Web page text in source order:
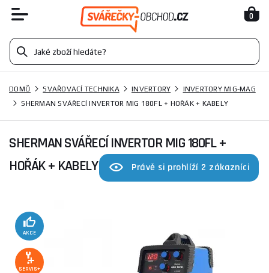
0
DOMŮ SVAŘOVACÍ TECHNIKA INVERTORY
INVERTORY MIG-MAG
SHERMAN SVÁŘECÍ INVERTOR MIG 180FL + HOŘÁK + KABELY
SHERMAN SVÁŘECÍ INVERTOR MIG 180FL +
HOŘÁK + KABELY
Právě si prohlíží 2 zákazníci
AKCE
SERVIS+